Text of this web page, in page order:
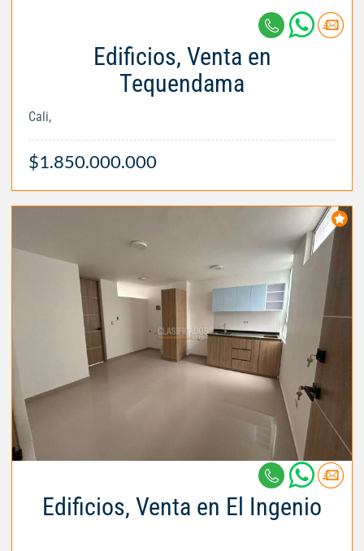
Edificios, Venta en
Tequendama
Cali,
$1.850.000.000
Edificios, Venta en El Ingenio